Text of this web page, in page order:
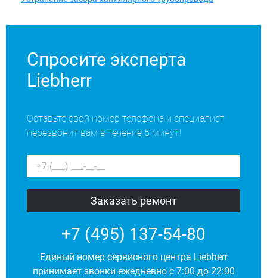
Спросите эксперта
Liebherr
Оставьте свой номер телефона и специалист
перезвонит вам в течение 5 минут!
+7 (495) 137-54-80
Единый номер сервисного центра Liebherr
принимает звонки ежедневно с 7:00 до 22:00